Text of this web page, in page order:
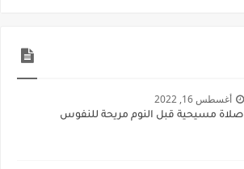
أغسطس 16, 2022
صلاة مسيحية قبل النوم مريحة للنفوس